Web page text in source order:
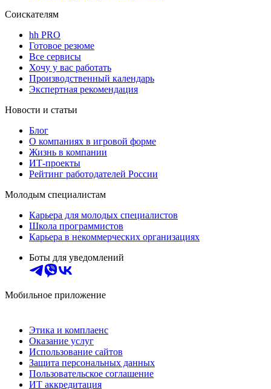
Соискателям
hh PRO
Готовое резюме
Все сервисы
Хочу у вас работать
Производственный календарь
Экспертная рекомендация
Новости и статьи
Блог
О компаниях в игровой форме
Жизнь в компании
ИТ-проекты
Рейтинг работодателей России
Молодым специалистам
Карьера для молодых специалистов
Школа программистов
Карьера в некоммерческих организациях
Боты для уведомлений
Мобильное приложение
Этика и комплаенс
Оказание услуг
Использование сайтов
Защита персональных данных
Пользовательское соглашение
ИТ аккредитация